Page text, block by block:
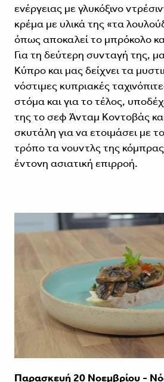
ενέργειας με γλυκόξινο
κρέμα με υλικά της «τα
όπως αποκαλεί το μπρόκολο
Για τη δεύτερη συνταγή της,
Κύπρο και μας δείχνει τα
νόστιμες κυπριακές
στόμα και για το τέλος,
της το σεφ Άνταμ Κοντοβάς και
σκυτάλη για να ετοιμάσει με
τρόπο τα νουντλς της
έντονη ασιατική επιρροή.
Παρασκευή 20 Νοεμβρίου -